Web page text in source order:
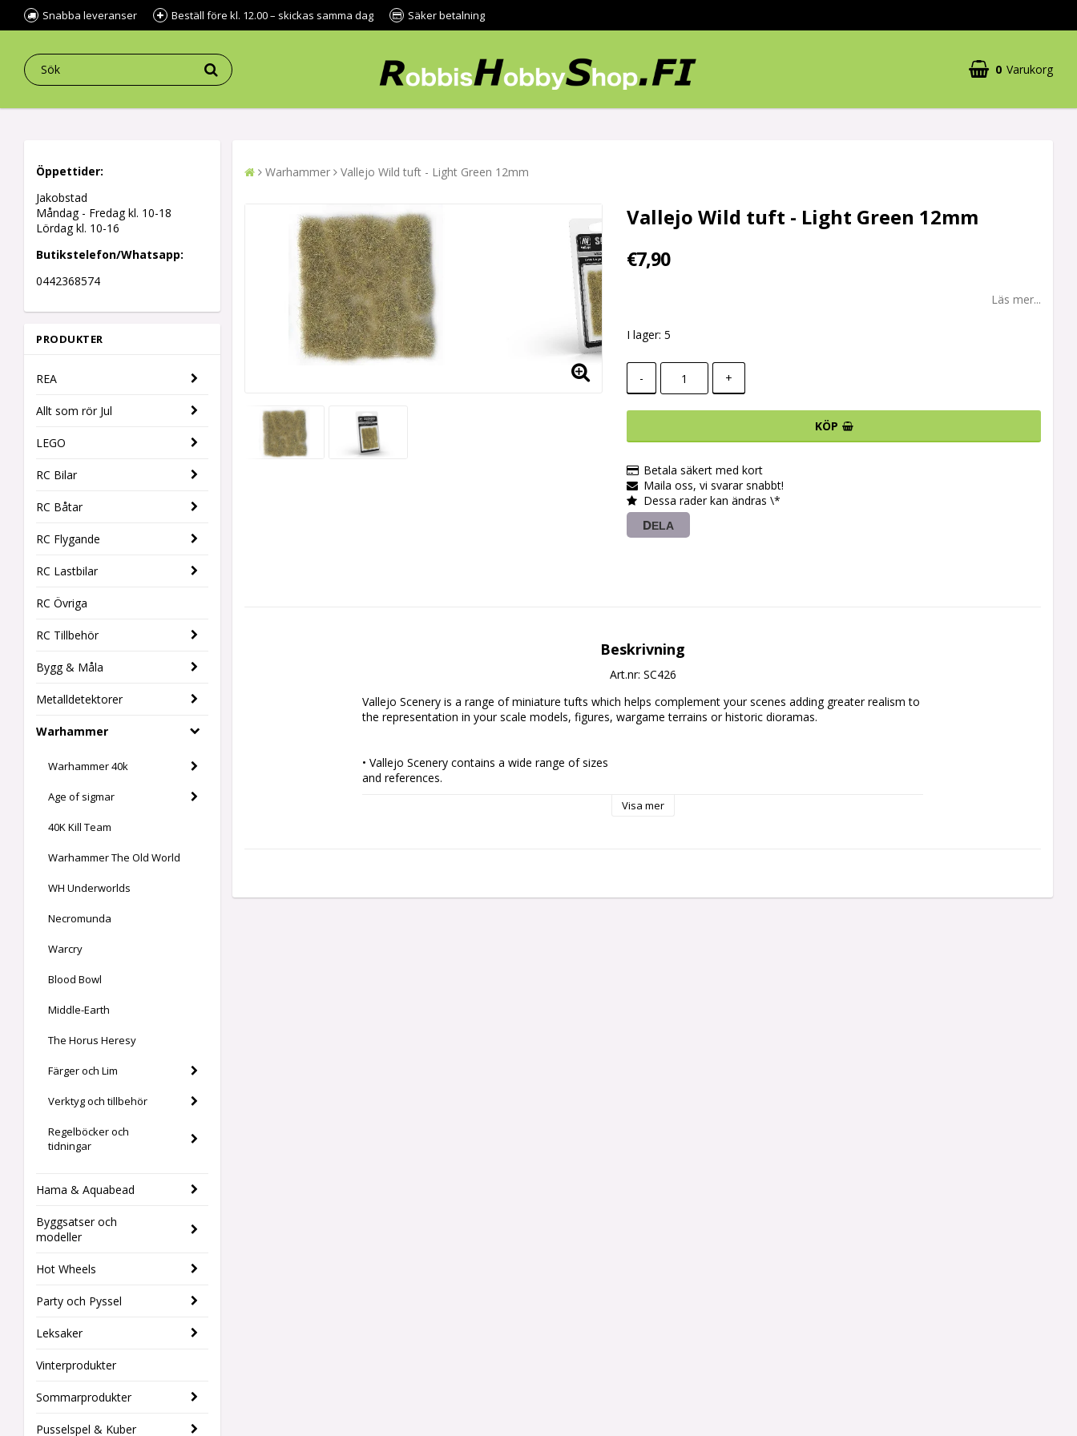
Snabba leveranser Beställ före kl. 12.00 – skickas samma dag Säker betalning
0 Varukorg
Öppettider:
Jakobstad
Måndag - Fredag kl. 10-18
Lördag kl. 10-16
Butikstelefon/Whatsapp:
0442368574
PRODUKTER
REA
Allt som rör Jul
LEGO
RC Bilar
RC Båtar
RC Flygande
RC Lastbilar
RC Övriga
RC Tillbehör
Bygg & Måla
Metalldetektorer
Warhammer
Warhammer 40k
Age of sigmar
40K Kill Team
Warhammer The Old World
WH Underworlds
Necromunda
Warcry
Blood Bowl
Middle-Earth
The Horus Heresy
Färger och Lim
Verktyg och tillbehör
Regelböcker och
tidningar
Hama & Aquabead
Byggsatser och
modeller
Hot Wheels
Party och Pyssel
Leksaker
Vinterprodukter
Sommarprodukter
Pusselspel & Kuber
Warhammer Vallejo Wild tuft - Light Green 12mm
Vallejo Wild tuft - Light Green 12mm
€7,90
Läs mer...
I lager: 5
- +
KÖP
Betala säkert med kort
Maila oss, vi svarar snabbt!
Dessa rader kan ändras \*
DELA
Beskrivning
Art.nr: SC426
Vallejo Scenery is a range of miniature tufts which helps complement your scenes adding greater realism to
the representation in your scale models, figures, wargame terrains or historic dioramas.
• Vallejo Scenery contains a wide range of sizes
and references.
Visa mer